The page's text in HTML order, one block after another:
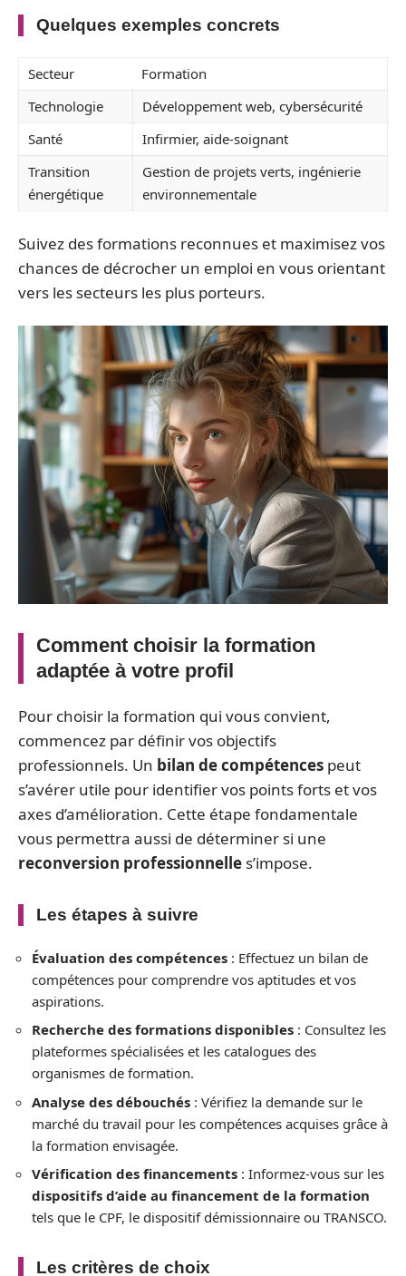
Quelques exemples concrets
Secteur
Formation
Technologie
Développement web, cybersécurité
Santé
Infirmier, aide-soignant
Transition
énergétique
Gestion de projets verts, ingénierie
environnementale
Suivez des formations reconnues et maximisez vos
chances de décrocher un emploi en vous orientant
vers les secteurs les plus porteurs.
Comment choisir la formation
adaptée à votre profil
Pour choisir la formation qui vous convient,
commencez par définir vos objectifs
professionnels. Un bilan de compétences peut
s’avérer utile pour identifier vos points forts et vos
axes d’amélioration. Cette étape fondamentale
vous permettra aussi de déterminer si une
reconversion professionnelle s’impose.
Les étapes à suivre
Évaluation des compétences : Effectuez un bilan de
compétences pour comprendre vos aptitudes et vos
aspirations.
Recherche des formations disponibles : Consultez les
plateformes spécialisées et les catalogues des
organismes de formation.
Analyse des débouchés : Vérifiez la demande sur le
marché du travail pour les compétences acquises grâce à
la formation envisagée.
Vérification des financements : Informez-vous sur les
dispositifs d’aide au financement de la formation
tels que le CPF, le dispositif démissionnaire ou TRANSCO.
Les critères de choix